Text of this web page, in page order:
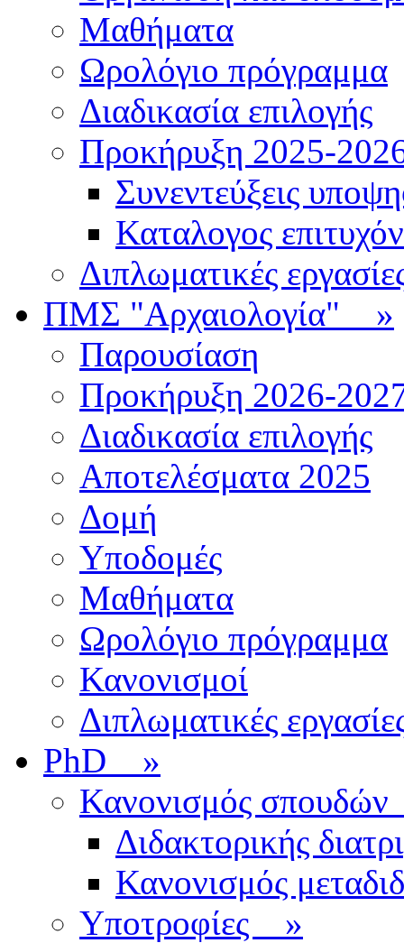
Μαθήματα
Ωρολόγιο πρόγραμμα
Διαδικασία επιλογής
Πρoκήρυξη 2025-
Συνεντεύξεις
Καταλογος
Διπλωματικές
ΠΜΣ "Αρχαιολογία" »
Παρουσίαση
Προκήρυξη 2026-
Διαδικασία επιλογής
Αποτελέσματα 2025
Δομή
Υποδομές
Μαθήματα
Ωρολόγιο πρόγραμμα
Κανονισμοί
Διπλωματικές
PhD »
Κανονισμός
Διδακτορικής
Κανονισμός
Υποτροφίες »